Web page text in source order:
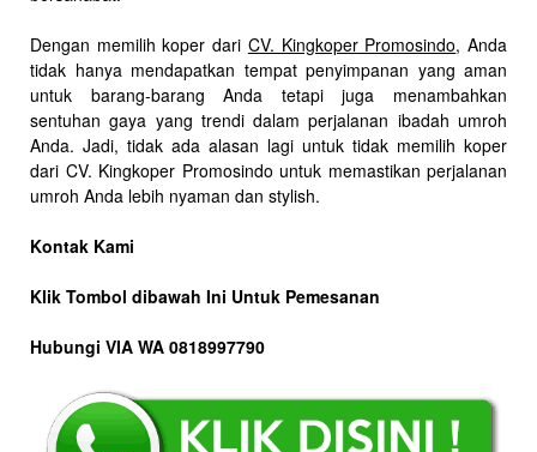
Dengan memilih koper dari CV. Kingkoper Promosindo, Anda
tidak hanya mendapatkan tempat penyimpanan yang aman
untuk barang-barang Anda tetapi juga menambahkan
sentuhan gaya yang trendi dalam perjalanan ibadah umroh
Anda. Jadi, tidak ada alasan lagi untuk tidak memilih koper
dari CV. Kingkoper Promosindo untuk memastikan perjalanan
umroh Anda lebih nyaman dan stylish.
Kontak Kami
Klik Tombol dibawah Ini Untuk Pemesanan
Hubungi VIA WA 0818997790